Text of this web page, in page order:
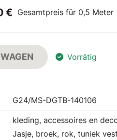
€ Gesamtpreis für 0,5 Meter
Vorrätig
G24/MS-DGTB-140106
kleding, accessoires en
Jasje, broek, rok, tuniek